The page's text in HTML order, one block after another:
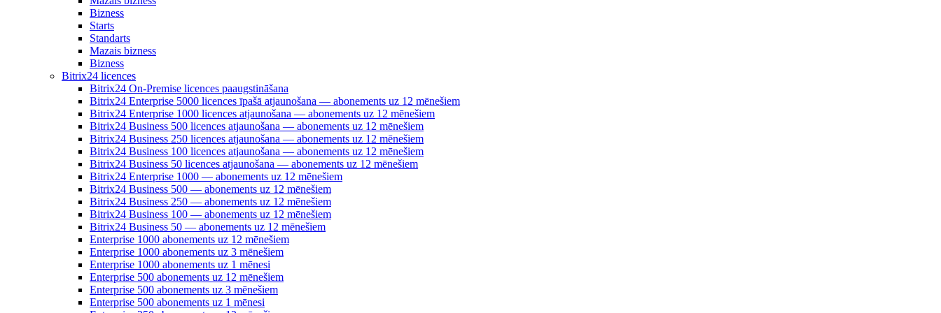
Bizness
Starts
Standarts
Mazais bizness
Bizness
Bitrix24 licences
Bitrix24 On-Premise licences paaugstināšana
Bitrix24 Enterprise 5000 licences īpašā atjaunošana — abonements uz 12 mēnešiem
Bitrix24 Enterprise 1000 licences atjaunošana — abonements uz 12 mēnešiem
Bitrix24 Business 500 licences atjaunošana — abonements uz 12 mēnešiem
Bitrix24 Business 250 licences atjaunošana — abonements uz 12 mēnešiem
Bitrix24 Business 100 licences atjaunošana — abonements uz 12 mēnešiem
Bitrix24 Business 50 licences atjaunošana — abonements uz 12 mēnešiem
Bitrix24 Enterprise 1000 — abonements uz 12 mēnešiem
Bitrix24 Business 500 — abonements uz 12 mēnešiem
Bitrix24 Business 250 — abonements uz 12 mēnešiem
Bitrix24 Business 100 — abonements uz 12 mēnešiem
Bitrix24 Business 50 — abonements uz 12 mēnešiem
Enterprise 1000 abonements uz 12 mēnešiem
Enterprise 1000 abonements uz 3 mēnešiem
Enterprise 1000 abonements uz 1 mēnesi
Enterprise 500 abonements uz 12 mēnešiem
Enterprise 500 abonements uz 3 mēnešiem
Enterprise 500 abonements uz 1 mēnesi